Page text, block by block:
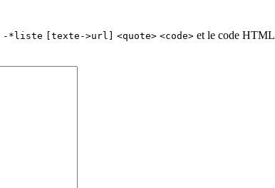
-*liste [texte->url] <quote> <code> et le code HTML